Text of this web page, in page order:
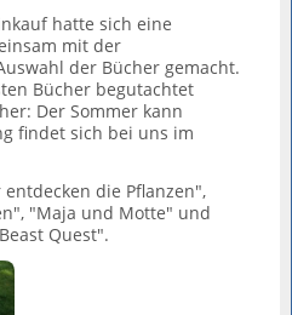
hatte sich eine
mit der
der Bücher gemacht.
Bücher begutachtet
Der Sommer kann
findet sich bei uns im
die Pflanzen",
"Maja und Motte" und
Quest".